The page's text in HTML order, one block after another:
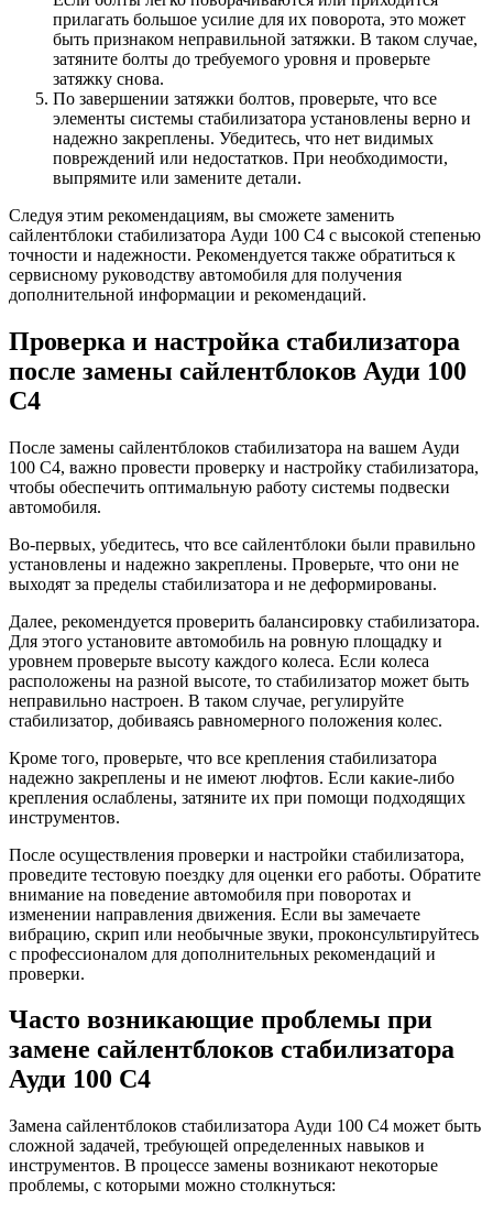
прилагать большое усилие для их поворота, это может
быть признаком неправильной затяжки. В таком случае,
затяните болты до требуемого уровня и проверьте
затяжку снова.
По завершении затяжки болтов, проверьте, что все
элементы системы стабилизатора установлены верно и
надежно закреплены. Убедитесь, что нет видимых
повреждений или недостатков. При необходимости,
выпрямите или замените детали.
Следуя этим рекомендациям, вы сможете заменить
сайлентблоки стабилизатора Ауди 100 С4 с высокой степенью
точности и надежности. Рекомендуется также обратиться к
сервисному руководству автомобиля для получения
дополнительной информации и рекомендаций.
Проверка и настройка стабилизатора
после замены сайлентблоков Ауди 100
С4
После замены сайлентблоков стабилизатора на вашем Ауди
100 С4, важно провести проверку и настройку стабилизатора,
чтобы обеспечить оптимальную работу системы подвески
автомобиля.
Во-первых, убедитесь, что все сайлентблоки были правильно
установлены и надежно закреплены. Проверьте, что они не
выходят за пределы стабилизатора и не деформированы.
Далее, рекомендуется проверить балансировку стабилизатора.
Для этого установите автомобиль на ровную площадку и
уровнем проверьте высоту каждого колеса. Если колеса
расположены на разной высоте, то стабилизатор может быть
неправильно настроен. В таком случае, регулируйте
стабилизатор, добиваясь равномерного положения колес.
Кроме того, проверьте, что все крепления стабилизатора
надежно закреплены и не имеют люфтов. Если какие-либо
крепления ослаблены, затяните их при помощи подходящих
инструментов.
После осуществления проверки и настройки стабилизатора,
проведите тестовую поездку для оценки его работы. Обратите
внимание на поведение автомобиля при поворотах и
изменении направления движения. Если вы замечаете
вибрацию, скрип или необычные звуки, проконсультируйтесь
с профессионалом для дополнительных рекомендаций и
проверки.
Часто возникающие проблемы при
замене сайлентблоков стабилизатора
Ауди 100 С4
Замена сайлентблоков стабилизатора Ауди 100 С4 может быть
сложной задачей, требующей определенных навыков и
инструментов. В процессе замены возникают некоторые
проблемы, с которыми можно столкнуться: